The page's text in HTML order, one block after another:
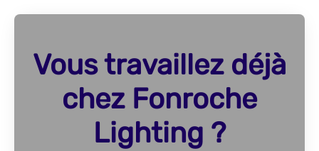
Vous travaillez déjà
chez Fonroche
Lighting ?